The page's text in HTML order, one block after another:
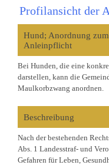
Profilansicht der
Hund; Anordnung
Anleinpflicht
Bei Hunden, die eine
darstellen, kann die
Maulkorbzwang anordnen.
Beschreibung
Nach der bestehenden
Abs. 1 Landesstraf- und
Gefahren für Leben,